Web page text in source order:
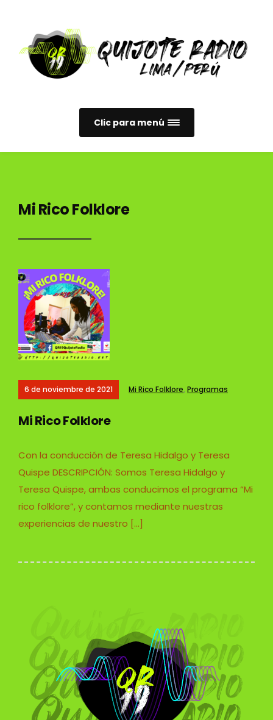
Clic para menú
Mi Rico Folklore
6 de noviembre de 2021 Mi Rico Folklore, Programas
Mi Rico Folklore
Con la conducción de Teresa Hidalgo y Teresa
Quispe DESCRIPCIÓN: Somos Teresa Hidalgo y
Teresa Quispe, ambas conducimos el programa “Mi
rico folklore”, y contamos mediante nuestras
experiencias de nuestro […]